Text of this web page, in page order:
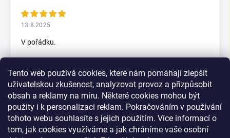
Tento web používá cookies, které nám pomáhají zlepšit
uživatelskou zkušenost, analyzovat provoz a přizpůsobit
obsah a reklamy na míru. Některé cookies mohou být
použity i k personalizaci reklam. Pokračováním v používání
tohoto webu souhlasíte s jejich použitím. Více informací o
tom, jak cookies využíváme a jak chráníme vaše osobní
13.8.2025
V pořádku.
5.7.2025
Skvělý rychlax